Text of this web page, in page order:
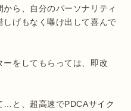
ら、自分のパーソナリティ
げもなく曝け出して喜んで
をしてもらっては、即改
…と、超高速でPDCAサイク